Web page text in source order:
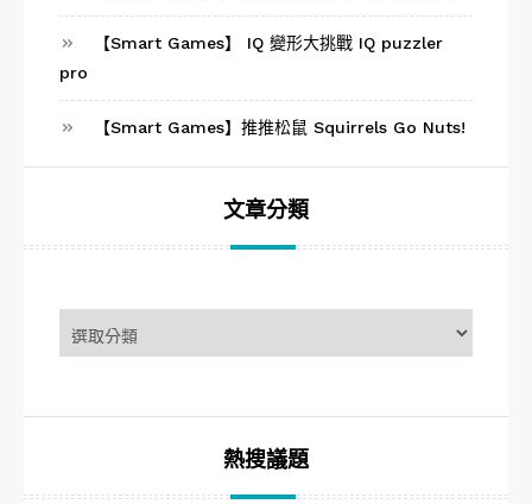
【Smart Games】 IQ 變形大挑戰 IQ puzzler
pro
【Smart Games】推推松鼠 Squirrels Go Nuts!
文章分類
章
分
熱搜議題